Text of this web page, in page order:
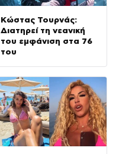
Κώστας Τουρνάς:
Διατηρεί τη νεανική
του εμφάνιση στα 76
του